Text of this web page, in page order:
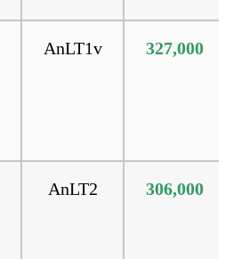
AnLT1v 327,000
AnLT2 306,000